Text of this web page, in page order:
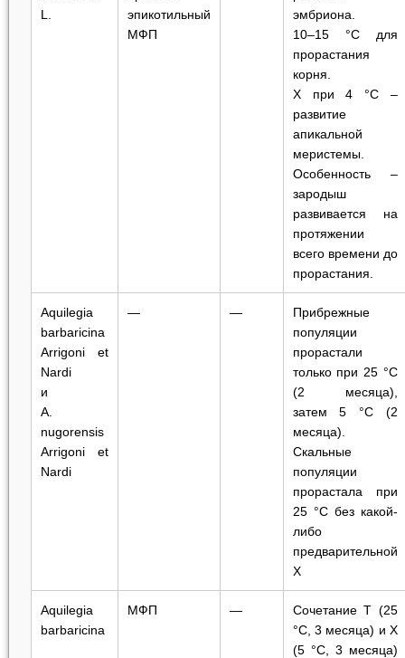
L.
эпикотильный
МФП
эмбриона.
10‒15 °C для
прорастания
корня.
Х при 4 °C ‒
развитие
апикальной
меристемы.
Особенность ‒
зародыш
развивается на
протяжении
всего времени до
прорастания.
Aquilegia
barbaricina
Arrigoni et
Nardi
и
A.
nugorensis
Arrigoni et
Nardi
— —
Прибрежные
популяции
прорастали
только при 25 °C
(2 месяца),
затем 5 °C (2
месяца).
Скальные
популяции
прорастала при
25 °C без какой-
либо
предварительной
Х
Aquilegia
barbaricina
МФП —
Сочетание Т (25
°C, 3 месяца) и Х
(5 °C, 3 месяца)